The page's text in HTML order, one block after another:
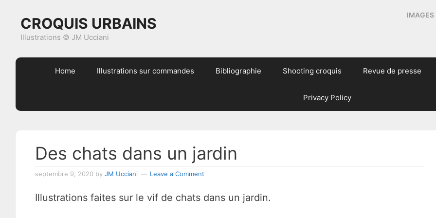
primary
content
primary
footer
CROQUIS URBAINS
Illustrations © JM Ucciani
IMAGES
Home Illustrations sur commandes Bibliographie Shooting croquis Revue de presse
Privacy Policy
Des chats dans un jardin
septembre 9, 2020 by JM Ucciani Leave a Comment
Illustrations faites sur le vif de chats dans un jardin.